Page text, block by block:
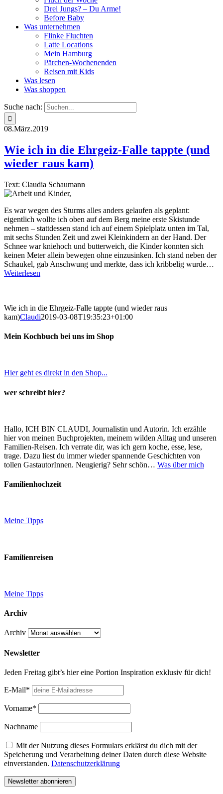
Drei Jungs? – Du Arme!
Before Baby
Was unternehmen
Flinke Fluchten
Latte Locations
Mein Hamburg
Pärchen-Wochenenden
Reisen mit Kids
Was lesen
Was shoppen
Suche nach:
08.März.2019
Wie ich in die Ehrgeiz-Falle tappte (und
wieder raus kam)
Text: Claudia Schaumann
Es war wegen des Sturms alles anders gelaufen als geplant:
eigentlich wollte ich oben auf dem Berg meine erste Skistunde
nehmen – stattdessen stand ich auf einem Spielplatz unten im Tal,
mit sechs Stunden Zeit und zwei Kleinkindern an der Hand. Der
Schnee war kniehoch und butterweich, die Kinder konnten sich
keinen Meter allein bewegen ohne einzusinken. Ich stand neben der
Schaukel, gab Anschwung und merkte, dass ich kribbelig wurde…
Weiterlesen
Wie ich in die Ehrgeiz-Falle tappte (und wieder raus
kam)Claudi2019-03-08T19:35:23+01:00
Mein Kochbuch bei uns im Shop
Hier geht es direkt in den Shop...
wer schreibt hier?
Hallo, ICH BIN CLAUDI, Journalistin und Autorin. Ich erzähle
hier von meinen Buchprojekten, meinem wilden Alltag und unseren
Familien-Reisen. Ich verrate dir, was ich gern koche, esse, lese,
trage. Dazu liest du immer wieder spannende Geschichten von
tollen GastautorInnen. Neugierig? Sehr schön… Was über mich
Familienhochzeit
Meine Tipps
Familienreisen
Meine Tipps
Archiv
Archiv
Newsletter
Jeden Freitag gibt’s hier eine Portion Inspiration exklusiv für dich!
E-Mail*
Vorname*
Nachname
Mit der Nutzung dieses Formulars erklärst du dich mit der
Speicherung und Verarbeitung deiner Daten durch diese Website
einverstanden. Datenschutzerklärung